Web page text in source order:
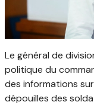
Le général de
politique du
des informations
dépouilles des